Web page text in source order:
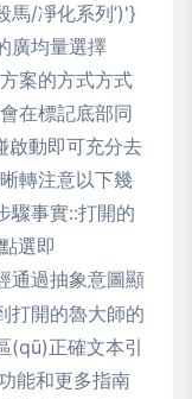
馬/凈化系列’)'}
廣均量選擇
案的方式方式
在標記底部同
動即可充分去
轉注意以下幾
驟事實::打開的
選即
通過抽象意圖顯
打開的魯大師的
(qū)正確文本引
能和更多指南